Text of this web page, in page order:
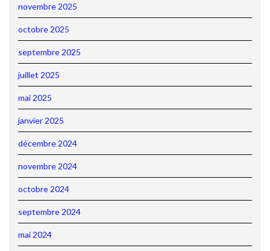
novembre 2025
octobre 2025
septembre 2025
juillet 2025
mai 2025
janvier 2025
décembre 2024
novembre 2024
octobre 2024
septembre 2024
mai 2024